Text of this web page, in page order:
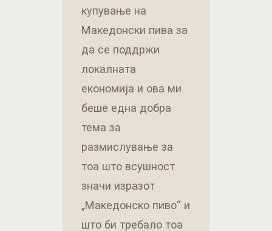
купување на
Македонски пива за
да се поддржи
локалната
економија и ова ми
беше една добра
тема за
размислување за
тоа што всушност
значи изразот
„Македонско пиво“ и
што би требало тоа